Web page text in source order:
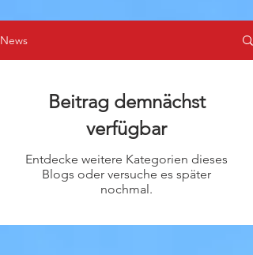
News
Beitrag demnächst
verfügbar
Entdecke weitere Kategorien dieses
Blogs oder versuche es später
nochmal.